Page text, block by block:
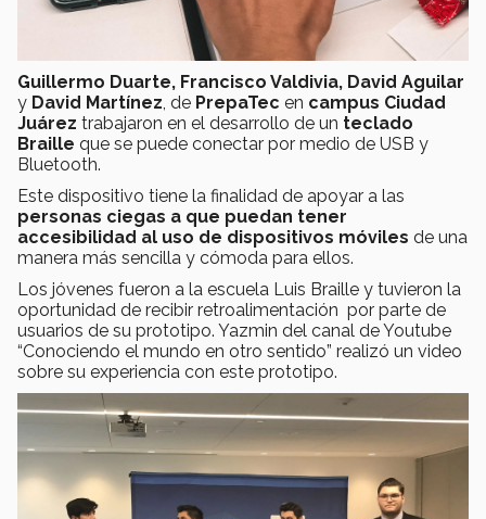
Guillermo Duarte, Francisco Valdivia, David Aguilar
y David Martínez , de PrepaTec en campus Ciudad
Juárez trabajaron en el desarrollo de un teclado
Braille que se puede conectar por medio de USB y
Bluetooth.
Este dispositivo tiene la finalidad de apoyar a las
personas ciegas a que puedan tener
accesibilidad al uso de dispositivos móviles de una
manera más sencilla y cómoda para ellos.
Los jóvenes fueron a la escuela Luis Braille y tuvieron la
oportunidad de recibir retroalimentación por parte de
usuarios de su prototipo. Yazmin del canal de Youtube
“Conociendo el mundo en otro sentido” realizó un video
sobre su experiencia con este prototipo.